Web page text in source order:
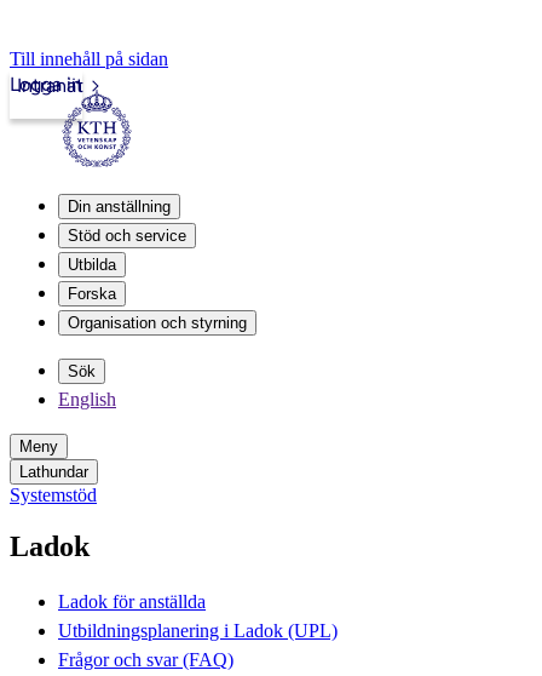
Till innehåll på sidan
Intranät
Logga in
Din anställning
Stöd och service
Utbilda
Forska
Organisation och styrning
Sök
English
Meny
Lathundar
Systemstöd
Ladok
Ladok för anställda
Utbildningsplanering i Ladok (UPL)
Frågor och svar (FAQ)